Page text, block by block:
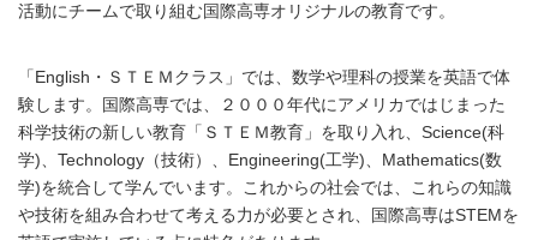
活動にチームで取り組む国際高専オリジナルの教育です。
「English・ＳＴＥＭクラス」では、数学や理科の授業を英語で体
験します。国際高専では、２０００年代にアメリカではじまった
科学技術の新しい教育「ＳＴＥＭ教育」を取り入れ、Science(科
学)、Technology（技術）、Engineering(工学)、Mathematics(数
学)を統合して学んでいます。これからの社会では、これらの知識
や技術を組み合わせて考える力が必要とされ、国際高専はSTEMを